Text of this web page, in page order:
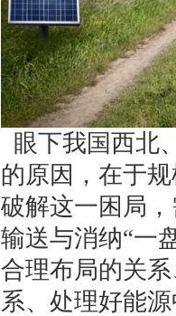
眼下我国西北
的原因，在于
破解这一困局
输送与消纳“一
合理布局的关
系、处理好能